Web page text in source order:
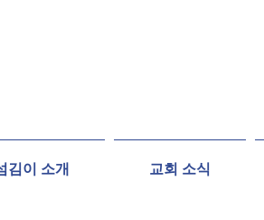
김이 소개 교회 소식